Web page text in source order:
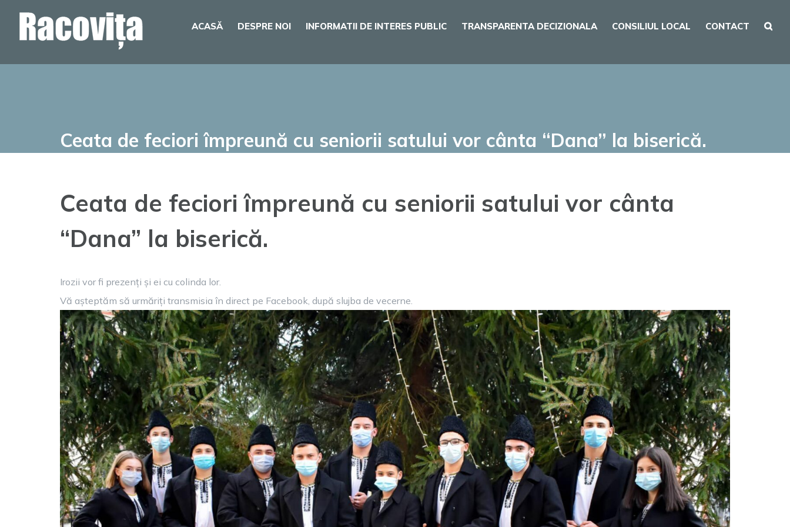
ACASĂ DESPRE NOI INFORMATII DE INTERES PUBLIC TRANSPARENTA DECIZIONALA CONSILIUL LOCAL CONTACT
Ceata de feciori împreună cu seniorii satului vor cânta “Dana” la biserică.
Ceata de feciori împreună cu seniorii satului vor cânta
“Dana” la biserică.
Irozii vor fi prezenți și ei cu colinda lor.
Vă așteptăm să urmăriți transmisia în direct pe Facebook, după slujba de vecerne.